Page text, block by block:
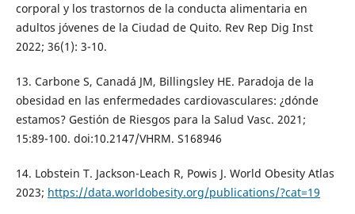
corporal y los trastornos de la conducta alimentaria en
adultos jóvenes de la Ciudad de Quito. Rev Rep Dig Inst
2022; 36(1): 3-10.
13. Carbone S, Canadá JM, Billingsley HE. Paradoja de la
obesidad en las enfermedades cardiovasculares: ¿dónde
estamos? Gestión de Riesgos para la Salud Vasc. 2021;
15:89-100. doi:10.2147/VHRM. S168946
14. Lobstein T. Jackson-Leach R, Powis J. World Obesity Atlas
2023; https://data.worldobesity.org/publications/?cat=19